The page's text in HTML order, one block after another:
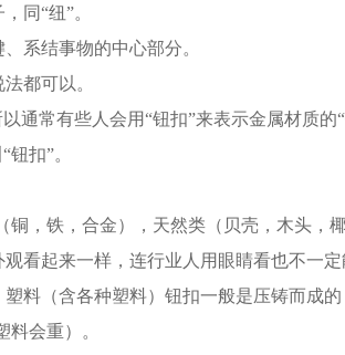
同“纽”。
系结事物的中心部分。
都可以。
通常有些人会用“钮扣”来表示金属材质
扣”。
，铁，合金），天然类（贝壳，木头，椰
看起来一样，连行业人用眼睛看也不一
料（含各种塑料）钮扣一般是压铸而成
会重）。